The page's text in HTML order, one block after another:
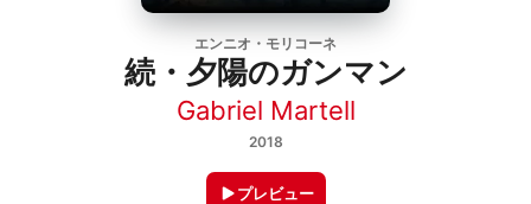
エンニオ・モリコーネ
続・夕陽のガンマン
Gabriel Martell
2018
プレビュー